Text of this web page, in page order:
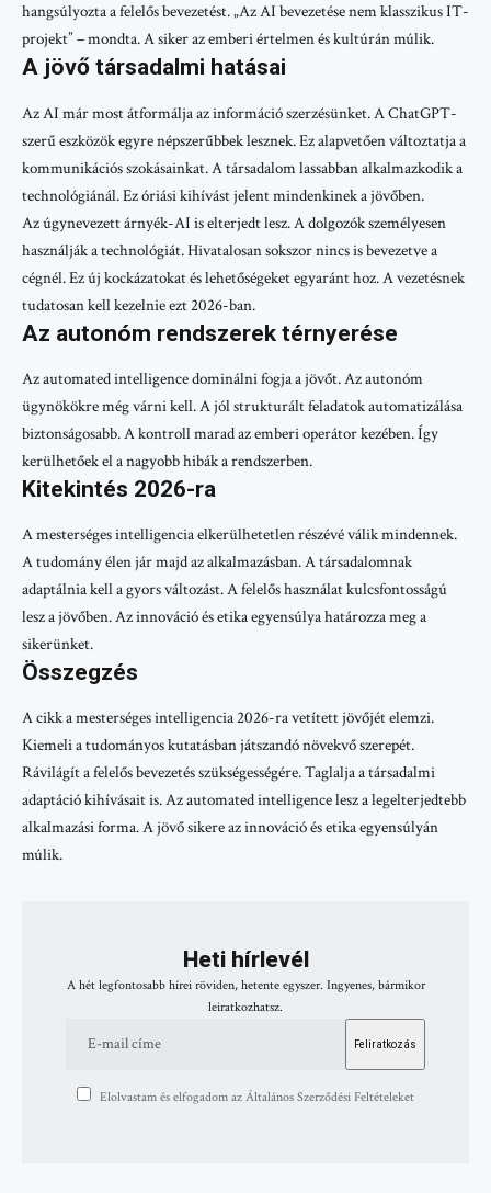
hangsúlyozta a felelős bevezetést. „Az AI bevezetése nem klasszikus IT-
projekt” – mondta. A siker az emberi értelmen és kultúrán múlik.
A jövő társadalmi hatásai
Az AI már most átformálja az információ szerzésünket. A ChatGPT-
szerű eszközök egyre népszerűbbek lesznek. Ez alapvetően változtatja a
kommunikációs szokásainkat. A társadalom lassabban alkalmazkodik a
technológiánál. Ez óriási kihívást jelent mindenkinek a jövőben.
Az úgynevezett árnyék-AI is elterjedt lesz. A dolgozók személyesen
használják a technológiát. Hivatalosan sokszor nincs is bevezetve a
cégnél. Ez új kockázatokat és lehetőségeket egyaránt hoz. A vezetésnek
tudatosan kell kezelnie ezt 2026-ban.
Az autonóm rendszerek térnyerése
Az automated intelligence dominálni fogja a jövőt. Az autonóm
ügynökökre még várni kell. A jól strukturált feladatok automatizálása
biztonságosabb. A kontroll marad az emberi operátor kezében. Így
kerülhetőek el a nagyobb hibák a rendszerben.
Kitekintés 2026-ra
A mesterséges intelligencia elkerülhetetlen részévé válik mindennek.
A tudomány élen jár majd az alkalmazásban. A társadalomnak
adaptálnia kell a gyors változást. A felelős használat kulcsfontosságú
lesz a jövőben. Az innováció és etika egyensúlya határozza meg a
sikerünket.
Összegzés
A cikk a mesterséges intelligencia 2026-ra vetített jövőjét elemzi.
Kiemeli a tudományos kutatásban játszandó növekvő szerepét.
Rávilágít a felelős bevezetés szükségességére. Taglalja a társadalmi
adaptáció kihívásait is. Az automated intelligence lesz a legelterjedtebb
alkalmazási forma. A jövő sikere az innováció és etika egyensúlyán
múlik.
Heti hírlevél
A hét legfontosabb hírei röviden, hetente egyszer. Ingyenes, bármikor
leiratkozhatsz.
Elolvastam és elfogadom az Általános Szerződési Feltételeket